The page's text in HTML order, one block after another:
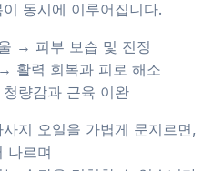
동시에 이루어집니다.
→ 피부 보습 및 진정
활력 회복과 피로 해소
량감과 근육 이완
지 오일을 가볍게 문지르면,
나르며